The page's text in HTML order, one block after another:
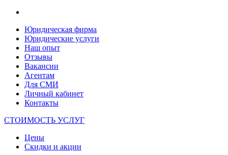
Юридическая фирма
Юридические услуги
Наш опыт
Отзывы
Вакансии
Агентам
Для СМИ
Личный кабинет
Контакты
СТОИМОСТЬ УСЛУГ
Цены
Скидки и акции